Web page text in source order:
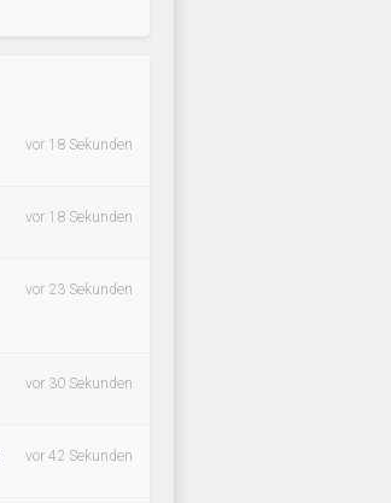
vor 18 Sekunden
vor 18 Sekunden
vor 23 Sekunden
vor 30 Sekunden
vor 42 Sekunden